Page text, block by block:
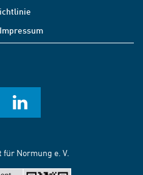
Impressum
Normung e. V.